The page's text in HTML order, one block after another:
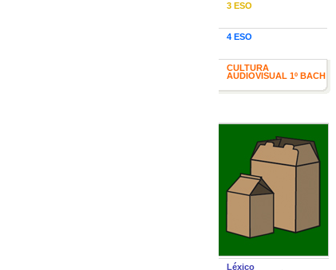
3 ESO
4 ESO
CULTURA
AUDIOVISUAL 1º BACH
Léxico